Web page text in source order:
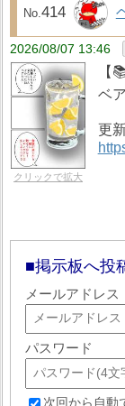
414
2026/08/07 13:46
クリックで拡大
【
ベ
更
掲示板へ投
メールアドレス
パスワード
次回から自動